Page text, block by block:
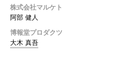
株式会社マルケト
阿部 健人
博報堂プロダクツ
大木 真吾